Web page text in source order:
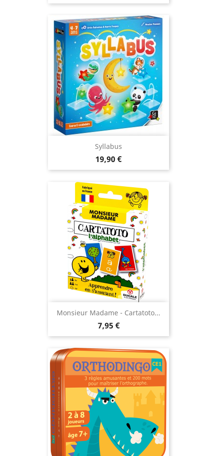
Syllabus
Prix
19,90 €
Monsieur Madame - Cartatoto...
Prix
7,95 €